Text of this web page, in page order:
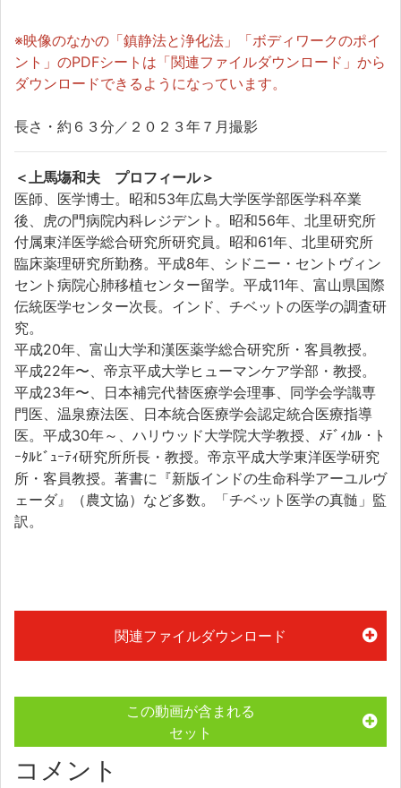
※映像のなかの「鎮静法と浄化法」「ボディワークのポイ
ント」のPDFシートは「関連ファイルダウンロード」から
ダウンロードできるようになっています。
長さ・約６３分／２０２３年７月撮影
＜上馬塲和夫 プロフィール＞
医師、医学博士。昭和53年広島大学医学部医学科卒業
後、虎の門病院内科レジデント。昭和56年、北里研究所
付属東洋医学総合研究所研究員。昭和61年、北里研究所
臨床薬理研究所勤務。平成8年、シドニー・セントヴィン
セント病院心肺移植センター留学。平成11年、富山県国際
伝統医学センター次長。インド、チベットの医学の調査研
究。
平成20年、富山大学和漢医薬学総合研究所・客員教授。
平成22年〜、帝京平成大学ヒューマンケア学部・教授。
平成23年〜、日本補完代替医療学会理事、同学会学識専
門医、温泉療法医、日本統合医療学会認定統合医療指導
医。平成30年～、ハリウッド大学院大学教授、ﾒﾃﾞｨｶﾙ・ﾄ
ｰﾀﾙﾋﾞｭｰﾃｨ研究所所長・教授。帝京平成大学東洋医学研究
所・客員教授。著書に『新版インドの生命科学アーユルヴ
ェーダ』（農文協）など多数。「チベット医学の真髄」監
訳。
関連ファイルダウンロード
この動画が含まれる
セット
コメント